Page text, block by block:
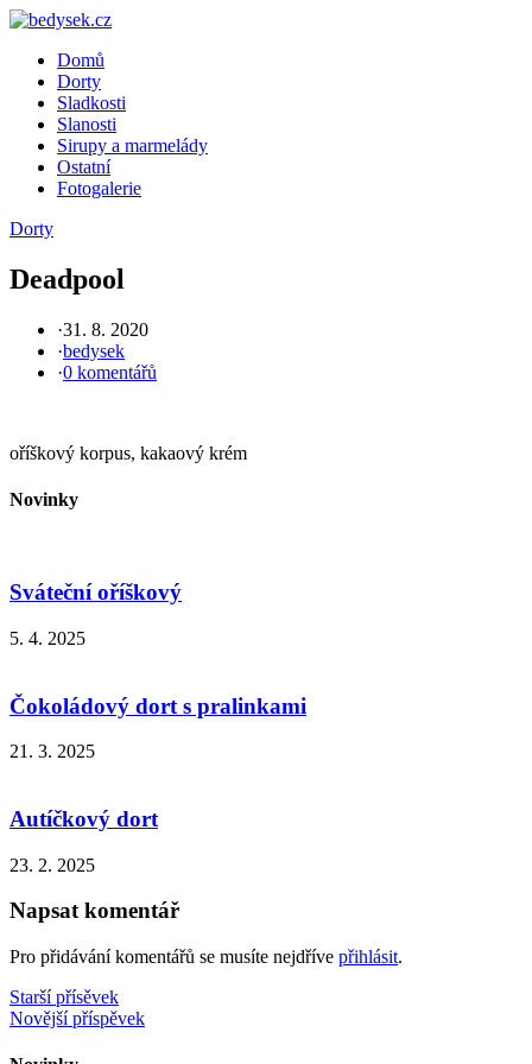
Skip
contentDomů
Dorty
Sladkosti
Slanosti
Sirupy a marmelády
Ostatní
Fotogalerie
Dorty
Deadpool
·31. 8. 2020
·bedysek
·0 komentářů
oříškový korpus, kakaový krém
Novinky
Sváteční oříškový
5. 4. 2025
Čokoládový dort s pralinkami
21. 3. 2025
Autíčkový dort
23. 2. 2025
Napsat komentář
Pro přidávání komentářů se musíte nejdříve přihlásit.
Navigace
pro
Starší přísěvek
Novější příspěvek